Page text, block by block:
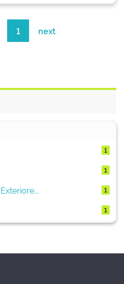
1 next
1
1
1
1